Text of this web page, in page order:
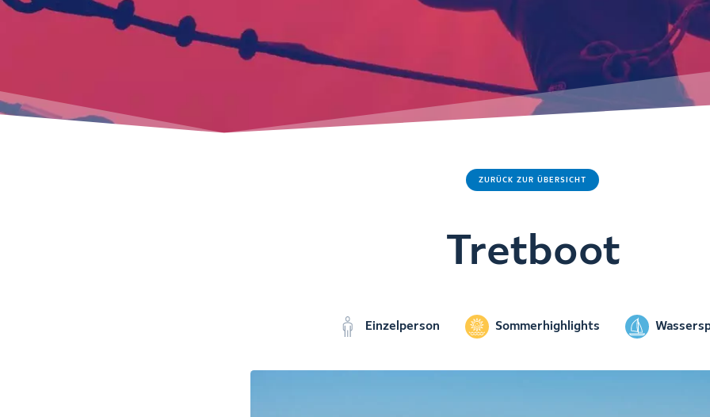
ZURÜCK ZUR ÜBERSICHT
Tretboot
Einzelperson Sommerhighlights